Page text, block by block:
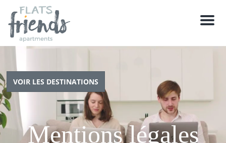
M
u
VOIR LES DESTINATIONS
Mentions légales